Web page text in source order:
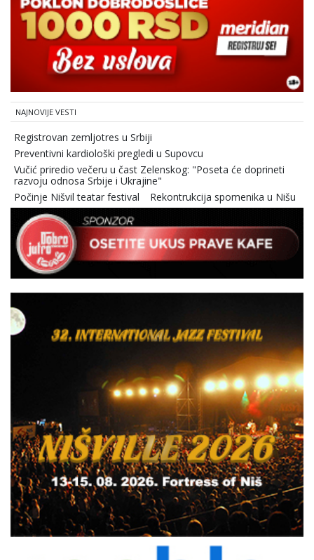
NAJNOVIJE VESTI
Registrovan zemljotres u Srbiji
Preventivni kardiološki pregledi u Supovcu
Vučić priredio večeru u čast Zelenskog: "Poseta će doprineti
razvoju odnosa Srbije i Ukrajine"
Počinje Nišvil teatar festival
Rekontrukcija spomenika u Nišu